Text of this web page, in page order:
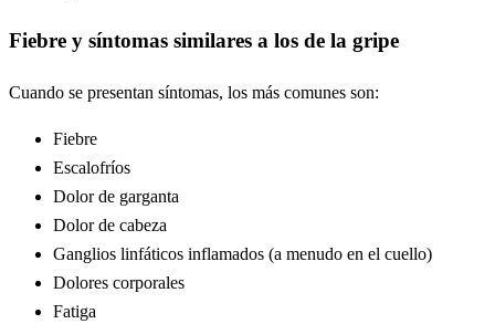
Fiebre y síntomas similares a los de la gripe
Cuando se presentan síntomas, los más comunes son:
Fiebre
Escalofríos
Dolor de garganta
Dolor de cabeza
Ganglios linfáticos inflamados (a menudo en el cuello)
Dolores corporales
Fatiga